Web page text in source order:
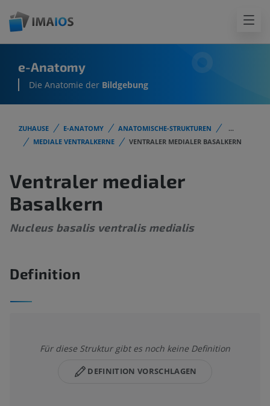
e-Anatomy
Die Anatomie der Bildgebung
ZUHAUSE E-ANATOMY ANATOMISCHE-STRUKTUREN
...
MEDIALE VENTRALKERNE
VENTRALER MEDIALER BASALKERN
Ventraler medialer
Basalkern
Nucleus basalis ventralis medialis
Definition
Für diese Struktur gibt es noch keine Definition
DEFINITION VORSCHLAGEN